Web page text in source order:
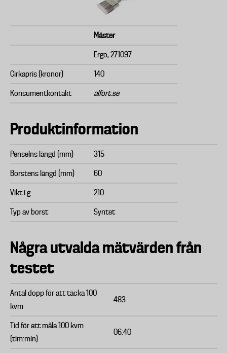
Mäster
Ergo, 271097
Cirkapris (kronor) 140
Konsumentkontakt alfort.se
Produktinformation
Penselns längd (mm) 315
Borstens längd (mm) 60
Vikt i g 210
Typ av borst Syntet
Några utvalda mätvärden från
testet
Antal dopp för att täcka 100
kvm
483
Tid för att måla 100 kvm
(tim:min)
06:40